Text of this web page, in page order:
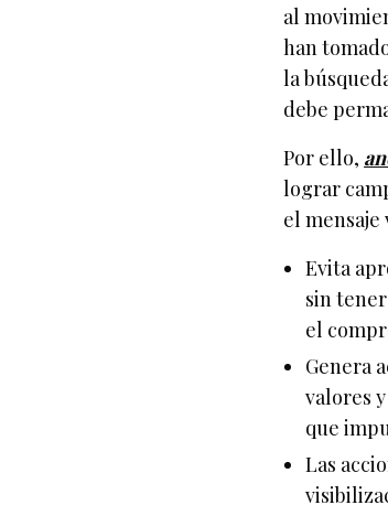
al
han
la
debe
Por ello,
lograr
el
Evita
sin
el
Genera
valores
que
Las